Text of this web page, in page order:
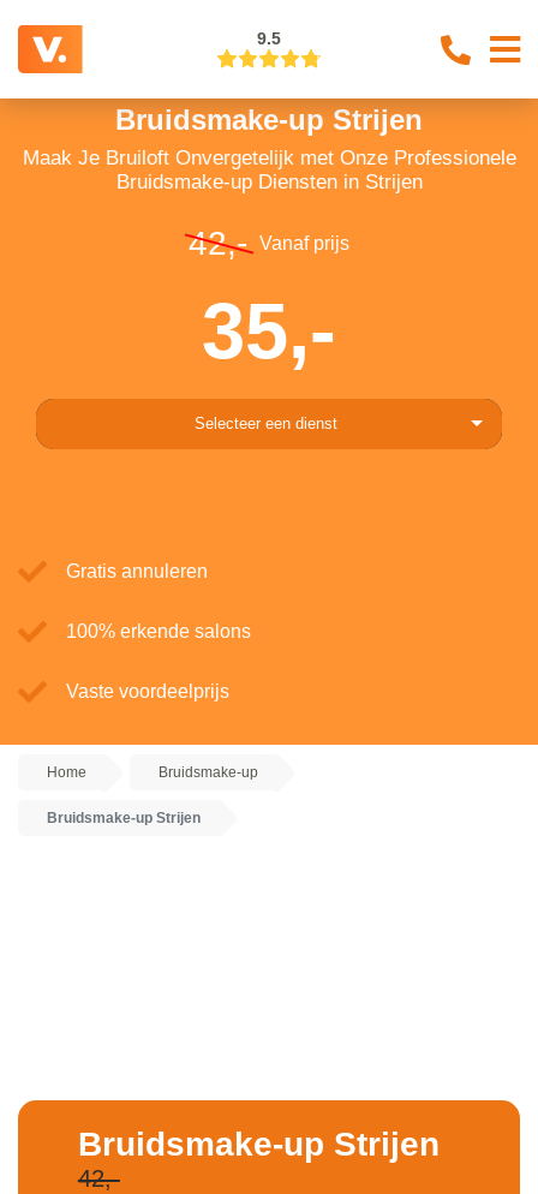
9.5
Bruidsmake-up Strijen
Maak Je Bruiloft Onvergetelijk met Onze Professionele
Bruidsmake-up Diensten in Strijen
42,- Vanaf prijs
35,-
Selecteer een dienst
Gratis annuleren
100% erkende salons
Vaste voordeelprijs
Home Bruidsmake-up
Bruidsmake-up Strijen
Bruidsmake-up Strijen
42,-